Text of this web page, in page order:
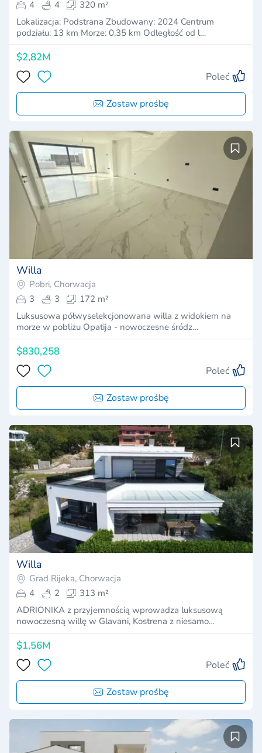
4 4
320 m²
Lokalizacja: Podstrana Zbudowany: 2024 Centrum
podziału: 13 km Morze: 0,35 km Odległość od l…
$2,82M
Poleć
Zostaw prośbę
Willa
Pobri, Chorwacja
3
3
172 m²
Luksusowa półwyselekcjonowana willa z widokiem na
morze w pobliżu Opatija - nowoczesne śródz…
$830,258
Poleć
Zostaw prośbę
Willa
Grad Rijeka, Chorwacja
4
2
313 m²
ADRIONIKA z przyjemnością wprowadza luksusową
nowoczesną willę w Glavani, Kostrena z niesamo…
$1,56M
Poleć
Zostaw prośbę